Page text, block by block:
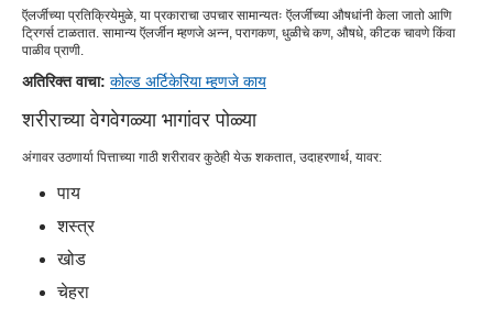
ऍलर्जीच्या प्रतिक्रियेमुळे, या प्रकाराचा उपचार सामान्यतः ऍलर्जीच्या औषधांनी केला जातो आणि
ट्रिगर्स टाळतात. सामान्य ऍलर्जीन म्हणजे अन्न, परागकण, धुळीचे कण, औषधे, कीटक चावणे किंवा
पाळीव प्राणी.
अतिरिक्त वाचा: कोल्ड अर्टिकेरिया म्हणजे काय
शरीराच्या वेगवेगळ्या भागांवर पोळ्या
अंगावर उठणार्या पित्ताच्या गाठी शरीरावर कुठेही येऊ शकतात, उदाहरणार्थ, यावर:
पाय
शस्त्र
खोड
चेहरा